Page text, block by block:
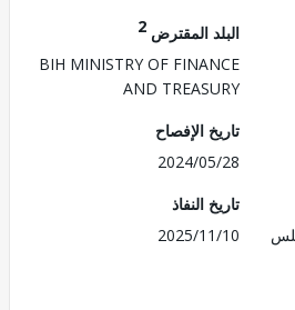
البلد المقترض
BIH MINISTRY OF FINANCE
AND TREASURY
تاريخ الإفصاح
2024/05/28
تاريخ النفاذ
2025/11/10